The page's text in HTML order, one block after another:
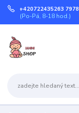
+420722435263
(Po-Pá, 8-18 hod.)